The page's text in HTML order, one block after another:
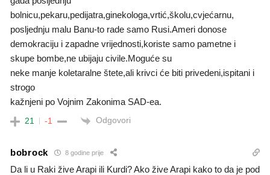
bolnicu,pekaru,pedijatra,ginekologa,vrtić,školu,cvjećarnu,
posljednju malu Banu-to rade samo Rusi.Ameri donose
demokraciju i zapadne vrijednosti,koriste samo pametne i
skupe bombe,ne ubijaju civile.Moguće su
neke manje koletaralne štete,ali krivci će biti privedeni,ispitani i
strogo
kažnjeni po Vojnim Zakonima SAD-ea.
21 -1 Odgovori
bobrock 8 godine prije
Da li u Raki žive Arapi ili Kurdi? Ako žive Arapi kako to da je pod